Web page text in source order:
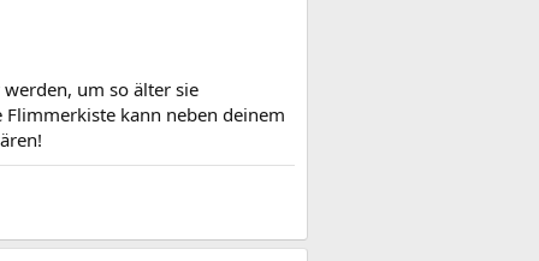
werden, um so älter sie
kann neben deinem